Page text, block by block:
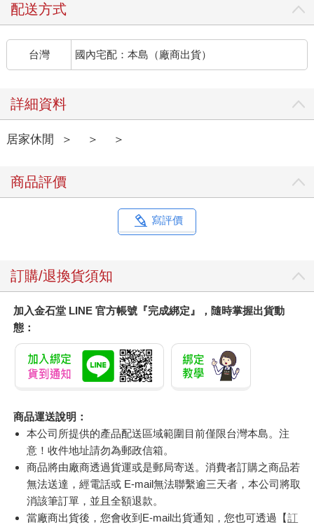
配送方式
台灣 國內宅配：本島（廠商出貨）
詳細資料
居家休閒 ＞ ＞ ＞
商品評價
寫評價
推薦必看
北歐時間：世界第一幸
福國度教會我的事
79 折 特價 314 元
加入購物車
腎臟求救中：真希望
40歲之前洪永祥醫師
就告訴我這些事
79 折 特價 379 元 79